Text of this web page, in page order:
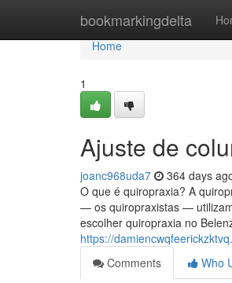
bookmarkingdelta
Home
Home
1
Ajuste de
joanc968uda7 364 days
O que é quiropraxia? A
— os quiropraxistas —
escolher quiropraxia no
https://
Comments
Who